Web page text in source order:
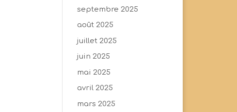
septembre 2025
août 2025
juillet 2025
juin 2025
mai 2025
avril 2025
mars 2025